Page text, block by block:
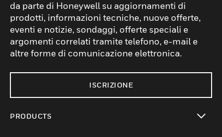
da parte di Honeywell su aggiornamenti di
prodotti, informazioni tecniche, nuove offerte,
eventi e notizie, sondaggi, offerte speciali e
argomenti correlati tramite telefono, e-mail e
altre forme di comunicazione elettronica.
ISCRIZIONE
PRODUCTS